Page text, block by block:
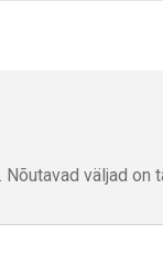
Nõutavad väljad on